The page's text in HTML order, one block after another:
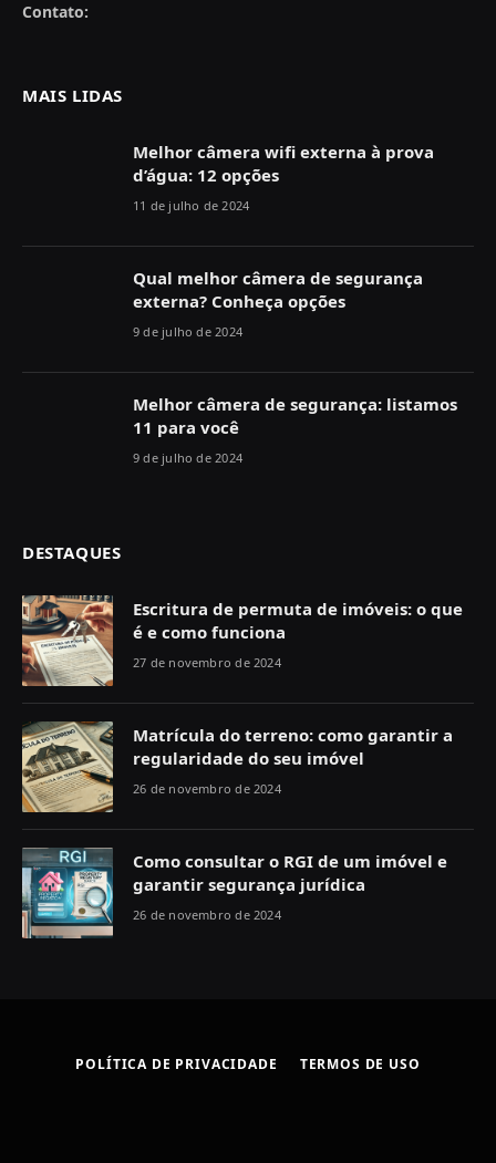
Contato:
MAIS LIDAS
Melhor câmera wifi externa à prova
d’água: 12 opções
11 de julho de 2024
Qual melhor câmera de segurança
externa? Conheça opções
9 de julho de 2024
Melhor câmera de segurança: listamos
11 para você
9 de julho de 2024
DESTAQUES
Escritura de permuta de imóveis: o que
é e como funciona
27 de novembro de 2024
Matrícula do terreno: como garantir a
regularidade do seu imóvel
26 de novembro de 2024
Como consultar o RGI de um imóvel e
garantir segurança jurídica
26 de novembro de 2024
POLÍTICA DE PRIVACIDADE TERMOS DE USO